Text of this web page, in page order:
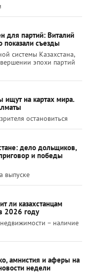
для партий: Виталий
показали съезды
системы Казахстана,
эпохи партий
ищут на картах мира.
остановиться
дело дольщиков,
и победы
выпуске
ли казахстанцам
2026 году
– наличие
амнистия и аферы на
недели